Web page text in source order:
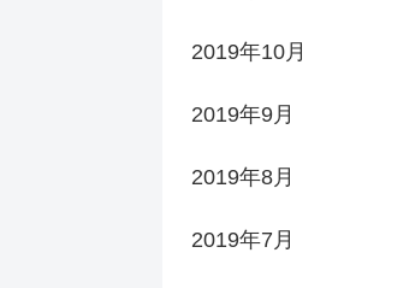
2019年10月
2019年9月
2019年8月
2019年7月